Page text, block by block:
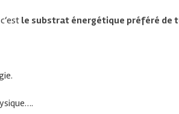
‘est le substrat énergétique préféré de
.